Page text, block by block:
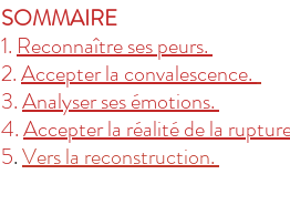
SOMMAIRE
1. Reconnaître ses peurs.
2. Accepter la convalescence.
3. Analyser ses émotions.
4. Accepter la réalité de la
5. Vers la reconstruction.